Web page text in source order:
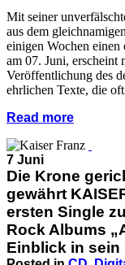
Mit seiner
aus dem
einigen Wochen einen
am 07. Juni, erscheint
Veröffentlichung des
ehrlichen Texte, die
Read more
7 Juni
Die Krone
gewährt
ersten Single
Rock Albums
Einblick in sein